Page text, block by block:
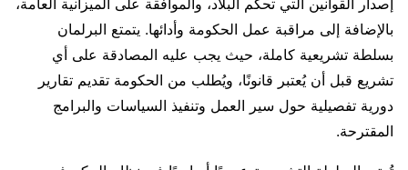
إصدار القوانين التي تحكم البلاد، والموافقة على الميزانية العامة،
بالإضافة إلى مراقبة عمل الحكومة وأدائها. يتمتع البرلمان
بسلطة تشريعية كاملة، حيث يجب عليه المصادقة على أي
تشريع قبل أن يُعتبر قانونًا، ويُطلب من الحكومة تقديم تقارير
دورية تفصيلية حول سير العمل وتنفيذ السياسات والبرامج
المقترحة.